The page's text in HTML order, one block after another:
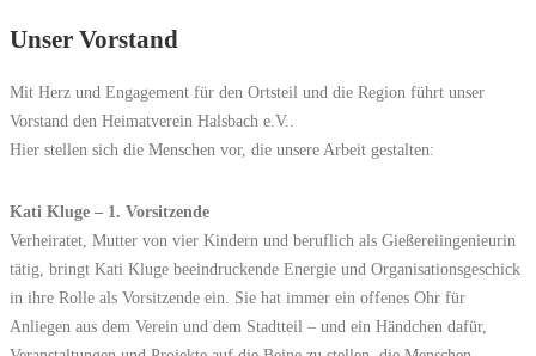
Unser Vorstand
Mit Herz und Engagement für den Ortsteil und die Region führt unser
Vorstand den Heimatverein Halsbach e.V..
Hier stellen sich die Menschen vor, die unsere Arbeit gestalten:
Kati Kluge – 1. Vorsitzende
Verheiratet, Mutter von vier Kindern und beruflich als Gießereiingenieurin
tätig, bringt Kati Kluge beeindruckende Energie und Organisationsgeschick
in ihre Rolle als Vorsitzende ein. Sie hat immer ein offenes Ohr für
Anliegen aus dem Verein und dem Stadtteil – und ein Händchen dafür,